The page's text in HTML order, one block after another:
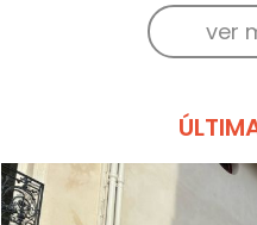
ver